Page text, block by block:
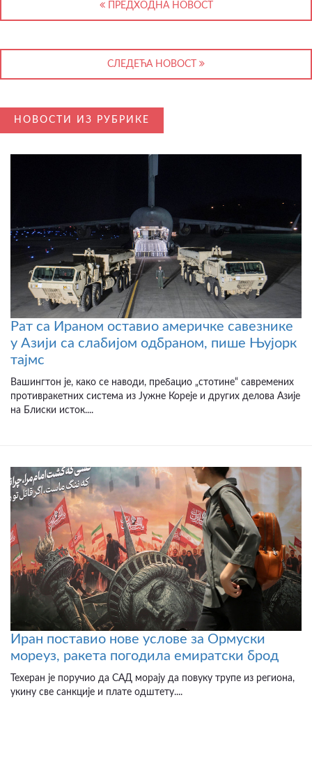
ПРЕДХОДНА НОВОСТ
СЛЕДЕЋА НОВОСТ
НОВОСТИ ИЗ РУБРИКЕ
Рат са Ираном оставио америчке савезнике
у Азији са слабијом одбраном, пише Њујорк
тајмс
Вашингтон је, како се наводи, пребацио „стотине“ савремених
противракетних система из Јужне Кореје и других делова Азије
на Блиски исток....
Иран поставио нове услове за Ормуски
мореуз, ракета погодила емиратски брод
Техеран је поручио да САД морају да повуку трупе из региона,
укину све санкције и плате одштету....